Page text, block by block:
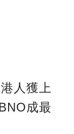
人獲上
成最